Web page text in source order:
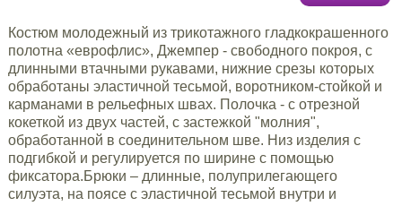
Костюм молодежный из трикотажного гладкокрашенного
полотна «еврофлис», Джемпер - свободного покроя, с
длинными втачными рукавами, нижние срезы которых
обработаны эластичной тесьмой, воротником-стойкой и
карманами в рельефных швах. Полочка - с отрезной
кокеткой из двух частей, с застежкой "молния",
обработанной в соединительном шве. Низ изделия с
подгибкой и регулируется по ширине с помощью
фиксатора.Брюки – длинные, полуприлегающего
силуэта, на поясе с эластичной тесьмой внутри и